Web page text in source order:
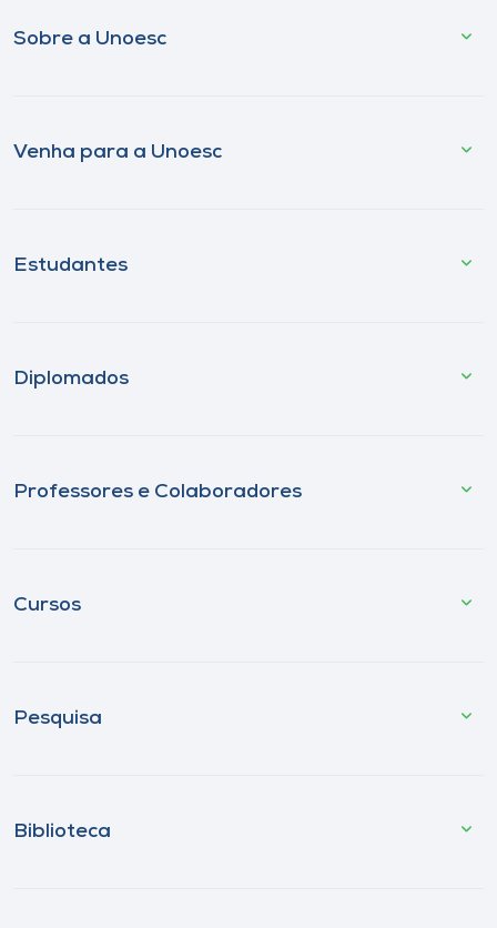
Sobre a Unoesc
Venha para a Unoesc
Estudantes
Diplomados
Professores e Colaboradores
Cursos
Pesquisa
Biblioteca